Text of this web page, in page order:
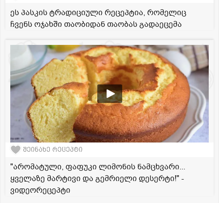
ეს პასკის ტრადიციული რეცეპტია, რომელიც
ჩვენს ოჯახში თაობიდან თაობას გადაეცემა
შეინახე რეცეპტი
"არომატული, ფაფუკი ლიმონის ნამცხვარი...
ყველაზე მარტივი და გემრიელი დესერტი!" -
ვიდეორეცეპტი